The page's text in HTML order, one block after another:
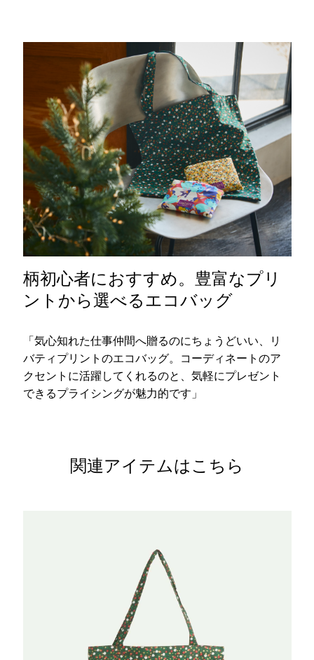
柄初心者におすすめ。豊富なプリ
ントから選べるエコバッグ
「気心知れた仕事仲間へ贈るのにちょうどいい、リ
バティプリントのエコバッグ。コーディネートのア
クセントに活躍してくれるのと、気軽にプレゼント
できるプライシングが魅力的です」
関連アイテムはこちら